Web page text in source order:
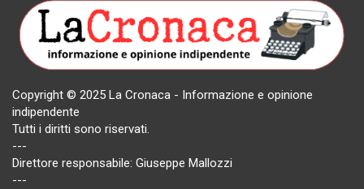
Copyright © 2025 La Cronaca - Informazione e opinione
indipendente
Tutti i diritti sono riservati.
---
Direttore responsabile: Giuseppe Mallozzi
---